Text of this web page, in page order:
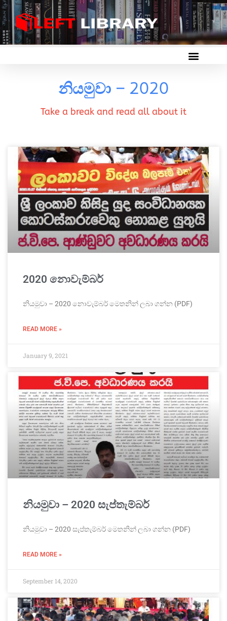
නියමුවා – 2020
Take a break and read all about it
2020 නොවැම්බර්
නියමුවා – 2020 නොවැම්බර් මෙතනින් ලබා ගන්න (PDF)
READ MORE »
January 9, 2021
නියමුවා – 2020 සැප්තැම්බර්
නියමුවා – 2020 සැප්තැම්බර් මෙතනින් ලබා ගන්න (PDF)
READ MORE »
September 14, 2020